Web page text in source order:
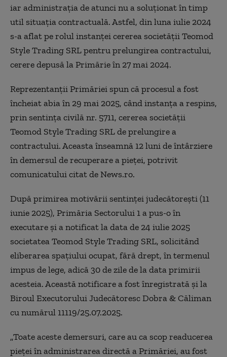
iar administraţia de atunci nu a soluţionat în timp
util situaţia contractuală. Astfel, din luna iulie 2024
s-a aflat pe rolul instanţei cererea societăţii Teomod
Style Trading SRL pentru prelungirea contractului,
cerere depusă la Primărie în 27 mai 2024.
Reprezentanţii Primăriei spun că procesul a fost
încheiat abia în 29 mai 2025, când instanţa a respins,
prin sentinţa civilă nr. 5711, cererea societăţii
Teomod Style Trading SRL de prelungire a
contractului. Aceasta înseamnă 12 luni de întârziere
în demersul de recuperare a pieţei, potrivit
comunicatului citat de News.ro.
După primirea motivării sentinţei judecătoreşti (11
iunie 2025), Primăria Sectorului 1 a pus-o în
executare şi a notificat la data de 24 iulie 2025
societatea Teomod Style Trading SRL, solicitând
eliberarea spaţiului ocupat, fără drept, în termenul
impus de lege, adică 30 de zile de la data primirii
acesteia. Această notificare a fost înregistrată şi la
Biroul Executorului Judecătoresc Dobra & Căliman
cu numărul 11119/25.07.2025.
„Toate aceste demersuri, care au ca scop readucerea
pieţei în administrarea directă a Primăriei, au fost